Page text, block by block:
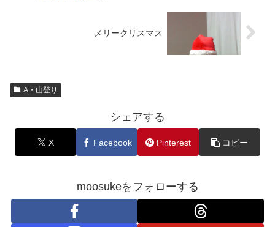
メリークリスマス
A・山登り
シェアする
X Facebook Pinterest コピー
moosukeをフォローする